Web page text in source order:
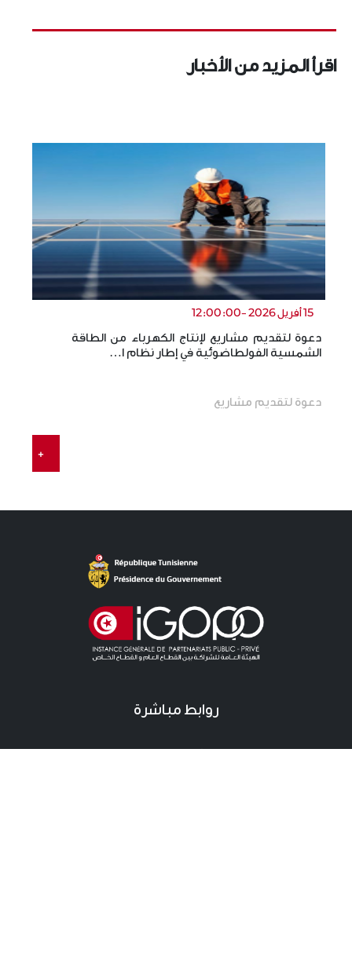
اقرأ المزيد من الأخبار
15 أفريل 2026 -12:00:00
دعوة لتقديم مشاريع لإنتاج الكهرباء من الطاقة
الشمسية الفولطاضوئية في إطار نظام ا…
دعوة لتقديم مشاريع
+
روابط مباشرة